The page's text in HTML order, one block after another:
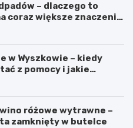
– dlaczego to
coraz większe znaczenie
w Wyszkowie – kiedy
z pomocy i jakie
wino różowe wytrawne –
zamknięty w butelce